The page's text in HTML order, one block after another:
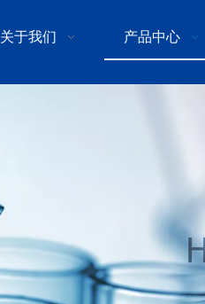
关于我们 产品中心